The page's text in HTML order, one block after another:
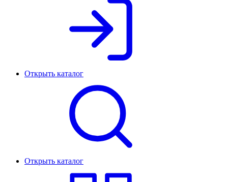
Открыть каталог
Открыть каталог